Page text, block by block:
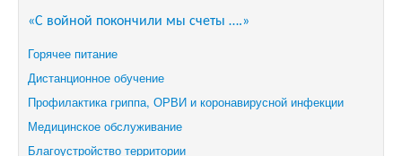
«С войной покончили мы счеты ….»
Горячее питание
Дистанционное обучение
Профилактика гриппа, ОРВИ и коронавирусной инфекции
Медицинское обслуживание
Благоустройство территории